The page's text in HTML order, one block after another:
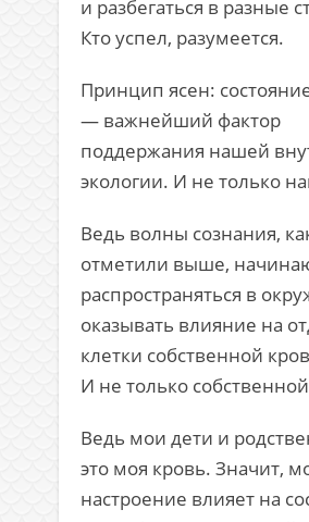
и разбегаться в разные
Кто успел, разумеется.
Принцип ясен:
— важнейший фактор
поддержания нашей
экологии. И не только
Ведь волны сознания,
отметили выше,
распространяться в
оказывать влияние на
клетки собственной
И не только
Ведь мои дети и
это моя кровь. Значит,
настроение влияет на